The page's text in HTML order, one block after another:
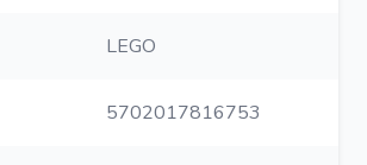
LEGO
5702017816753